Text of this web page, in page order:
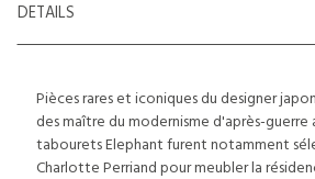
DETAILS
Pièces rares et iconiques du designer
des maître du modernisme d'après-guerre
tabourets Elephant furent notamment
Charlotte Perriand pour meubler la